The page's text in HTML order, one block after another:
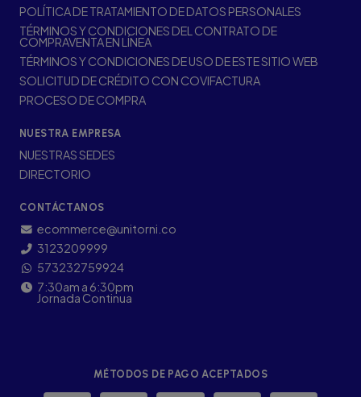
POLÍTICA DE TRATAMIENTO DE DATOS PERSONALES
TÉRMINOS Y CONDICIONES DEL CONTRATO DE
COMPRAVENTA EN LÍNEA
TÉRMINOS Y CONDICIONES DE USO DE ESTE SITIO WEB
SOLICITUD DE CRÉDITO CON COVIFACTURA
PROCESO DE COMPRA
NUESTRA EMPRESA
NUESTRAS SEDES
DIRECTORIO
CONTÁCTANOS
ecommerce@unitorni.co
3123209999
573232759924
7:30am a 6:30pm
Jornada Continua
MÉTODOS DE PAGO ACEPTADOS